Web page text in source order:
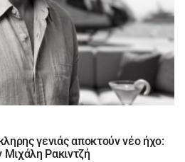
γενιάς αποκτούν νέο ήχο:
Ρακιντζή